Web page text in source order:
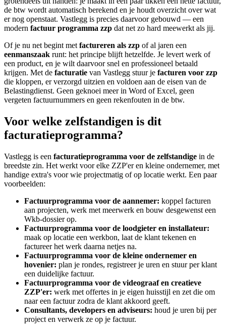
de btw wordt automatisch berekend en je houdt overzicht over wat
er nog openstaat. Vastlegg is precies daarvoor gebouwd — een
modern factuur programma zzp dat net zo hard meewerkt als jij.
Of je nu net begint met factureren als zzp of al jaren een
eenmanszaak runt: het principe blijft hetzelfde. Je levert werk of
een product, en je wilt daarvoor snel en professioneel betaald
krijgen. Met de facturatie van Vastlegg stuur je facturen voor zzp
die kloppen, er verzorgd uitzien en voldoen aan de eisen van de
Belastingdienst. Geen geknoei meer in Word of Excel, geen
vergeten factuurnummers en geen rekenfouten in de btw.
Voor welke zelfstandigen is dit
facturatieprogramma?
Vastlegg is een facturatieprogramma voor de zelfstandige in de
breedste zin. Het werkt voor elke ZZP'er en kleine ondernemer, met
handige extra's voor wie projectmatig of op locatie werkt. Een paar
voorbeelden:
Factuurprogramma voor de aannemer: koppel facturen
aan projecten, werk met meerwerk en bouw desgewenst een
Wkb-dossier op.
Factuurprogramma voor de loodgieter en installateur:
maak op locatie een werkbon, laat de klant tekenen en
factureer het werk daarna netjes na.
Factuurprogramma voor de kleine ondernemer en
hovenier: plan je rondes, registreer je uren en stuur per klant
een duidelijke factuur.
Factuurprogramma voor de videograaf en creatieve
ZZP'er: werk met offertes in je eigen huisstijl en zet die om
naar een factuur zodra de klant akkoord geeft.
Consultants, developers en adviseurs: houd je uren bij per
project en verwerk ze op je factuur.